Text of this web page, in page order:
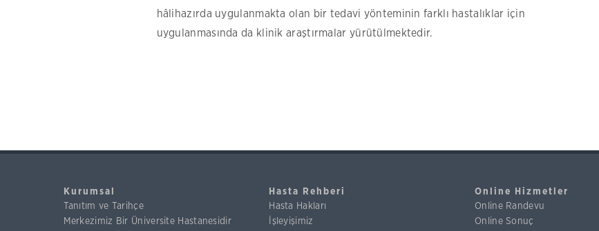
hâlihazırda uygulanmakta olan bir tedavi yönteminin farklı hastalıklar için
uygulanmasında da klinik araştırmalar yürütülmektedir.
Kurumsal
Tanıtım ve Tarihçe
Merkezimiz Bir Üniversite Hastanesidir
Hasta Rehberi
Hasta Hakları
İşleyişimiz
Online Hizmetler
Online Randevu
Online Sonuç